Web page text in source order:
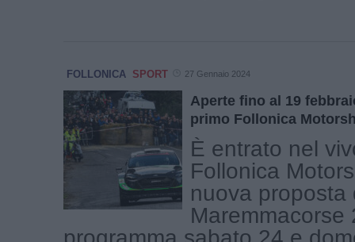
FOLLONICA SPORT 27 Gennaio 2024
Aperte fino al 19
primo Follonica
È entrato nel
Follonica
nuova proposta
Maremmacorse